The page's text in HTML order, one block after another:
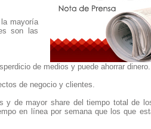
mayoría
son las
de medios y puede ahorrar dinero.
de negocio y clientes.
y de mayor share del tiempo total de
en línea por semana que los que